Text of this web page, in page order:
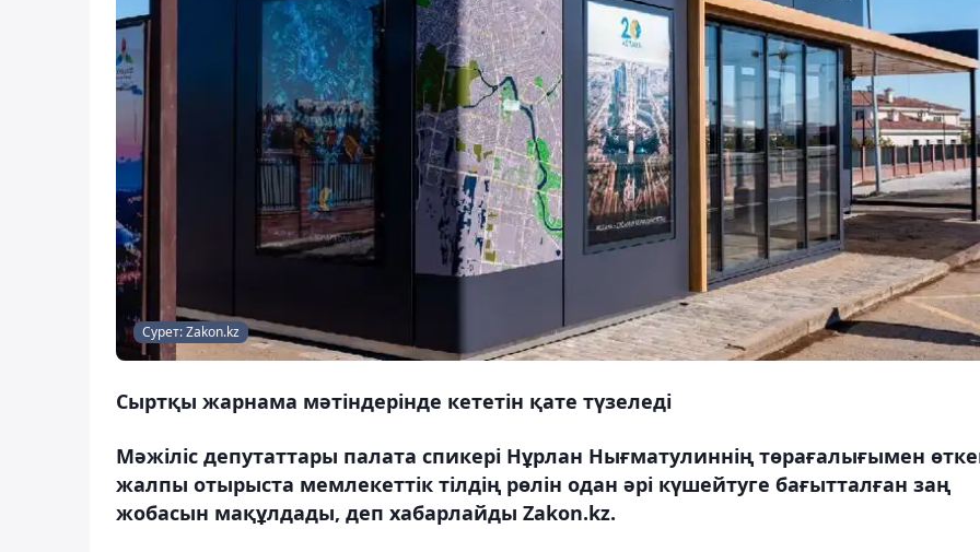
Сурет: Zakon.kz
Сыртқы жарнама мәтіндерінде кететін қате түзеледі
Мәжіліс депутаттары палата спикері Нұрлан Нығматулиннің төрағалығымен
жалпы отырыста мемлекеттік тілдің рөлін одан әрі күшейтуге бағытталған заң
жобасын мақұлдады, деп хабарлайды Zakon.kz.